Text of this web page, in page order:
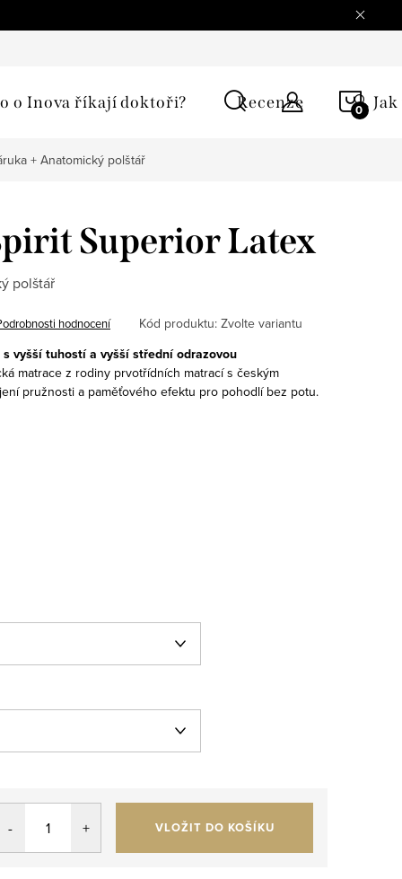
o Inova říkají doktoři? Recenze 🔍
+ Anatomický polštář
Superior Latex
polštář
hodnocení Kód produktu: Zvolte variantu
s vyšší tuhostí a vyšší střední odrazovou
matrace z rodiny prvotřídních matrací s českým
pružnosti a paměťového efektu pro pohodlí bez potu.
VLOŽIT DO KOŠÍKU